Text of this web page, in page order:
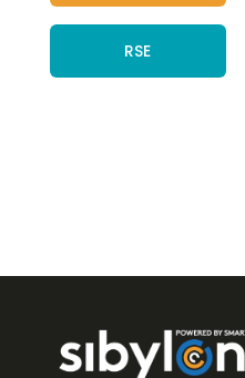
RSE